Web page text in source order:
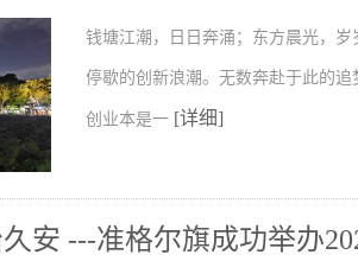
钱塘江潮，日日奔涌；东方晨光，
停歇的创新浪潮。无数奔赴于此的
创业本是一 [详细]
安 ---准格尔旗成功举办